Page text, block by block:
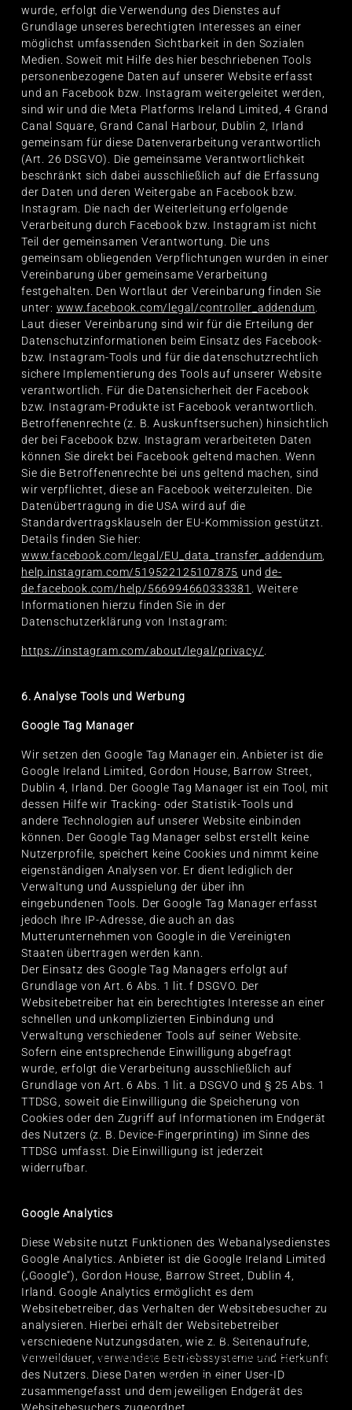
wurde, erfolgt die Verwendung des Dienstes auf
Grundlage unseres berechtigten Interesses an einer
möglichst umfassenden Sichtbarkeit in den Sozialen
Medien. Soweit mit Hilfe des hier beschriebenen Tools
personenbezogene Daten auf unserer Website erfasst
und an Facebook bzw. Instagram weitergeleitet werden,
sind wir und die Meta Platforms Ireland Limited, 4 Grand
Canal Square, Grand Canal Harbour, Dublin 2, Irland
gemeinsam für diese Datenverarbeitung verantwortlich
(Art. 26 DSGVO). Die gemeinsame Verantwortlichkeit
beschränkt sich dabei ausschließlich auf die Erfassung
der Daten und deren Weitergabe an Facebook bzw.
Instagram. Die nach der Weiterleitung erfolgende
Verarbeitung durch Facebook bzw. Instagram ist nicht
Teil der gemeinsamen Verantwortung. Die uns
gemeinsam obliegenden Verpflichtungen wurden in einer
Vereinbarung über gemeinsame Verarbeitung
festgehalten. Den Wortlaut der Vereinbarung finden Sie
unter: www.facebook.com/legal/controller_addendum
Laut dieser Vereinbarung sind wir für die Erteilung der
Datenschutzinformationen beim Einsatz des Facebook-
bzw. Instagram-Tools und für die datenschutzrechtlich
sichere Implementierung des Tools auf unserer Website
verantwortlich. Für die Datensicherheit der Facebook
bzw. Instagram-Produkte ist Facebook verantwortlich.
Betroffenenrechte (z. B. Auskunftsersuchen) hinsichtlich
der bei Facebook bzw. Instagram verarbeiteten Daten
können Sie direkt bei Facebook geltend machen. Wenn
Sie die Betroffenenrechte bei uns geltend machen, sind
wir verpflichtet, diese an Facebook weiterzuleiten. Die
Datenübertragung in die USA wird auf die
Standardvertragsklauseln der EU-Kommission gestützt.
Details finden Sie hier:
www.facebook.com/legal/EU_data_transfer_addendum
help.instagram.com/519522125107875 undde-
de.facebook.com/help/566994660333381
. Weitere
Informationen hierzu finden Sie in der
Datenschutzerklärung von Instagram:
https://instagram.com/about/legal/privacy/
6. Analyse Tools und Werbung
Google Tag Manager
Wir setzen den Google Tag Manager ein. Anbieter ist die
Google Ireland Limited, Gordon House, Barrow Street,
Dublin 4, Irland. Der Google Tag Manager ist ein Tool, mit
dessen Hilfe wir Tracking- oder Statistik-Tools und
andere Technologien auf unserer Website einbinden
können. Der Google Tag Manager selbst erstellt keine
Nutzerprofile, speichert keine Cookies und nimmt keine
eigenständigen Analysen vor. Er dient lediglich der
Verwaltung und Ausspielung der über ihn
eingebundenen Tools. Der Google Tag Manager erfasst
jedoch Ihre IP-Adresse, die auch an das
Mutterunternehmen von Google in die Vereinigten
Staaten übertragen werden kann.
Der Einsatz des Google Tag Managers erfolgt auf
Grundlage von Art. 6 Abs. 1 lit. f DSGVO. Der
Websitebetreiber hat ein berechtigtes Interesse an einer
schnellen und unkomplizierten Einbindung und
Verwaltung verschiedener Tools auf seiner Website.
Sofern eine entsprechende Einwilligung abgefragt
wurde, erfolgt die Verarbeitung ausschließlich auf
Grundlage von Art. 6 Abs. 1 lit. a DSGVO und § 25 Abs. 1
TTDSG, soweit die Einwilligung die Speicherung von
Cookies oder den Zugriff auf Informationen im Endgerät
des Nutzers (z. B. Device-Fingerprinting) im Sinne des
TTDSG umfasst. Die Einwilligung ist jederzeit
widerrufbar.
Google Analytics
Diese Website nutzt Funktionen des Webanalysedienstes
Google Analytics. Anbieter ist die Google Ireland Limited
(„Google“), Gordon House, Barrow Street, Dublin 4,
Irland. Google Analytics ermöglicht es dem
Websitebetreiber, das Verhalten der Websitebesucher zu
analysieren. Hierbei erhält der Websitebetreiber
verschiedene Nutzungsdaten, wie z. B. Seitenaufrufe,
Verweildauer, verwendete Betriebssysteme und Herkunft
des Nutzers. Diese Daten werden in einer User-ID
zusammengefasst und dem jeweiligen Endgerät des